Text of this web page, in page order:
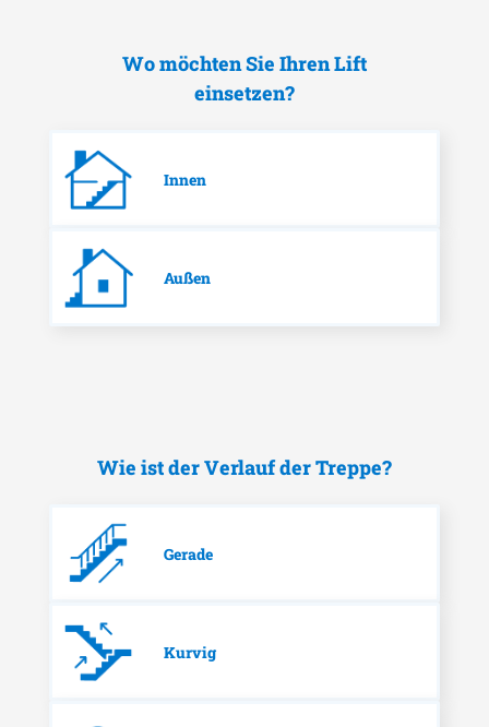
Wo möchten Sie Ihren Lift
einsetzen?
Innen
Außen
Wie ist der Verlauf der Treppe?
Gerade
Kurvig